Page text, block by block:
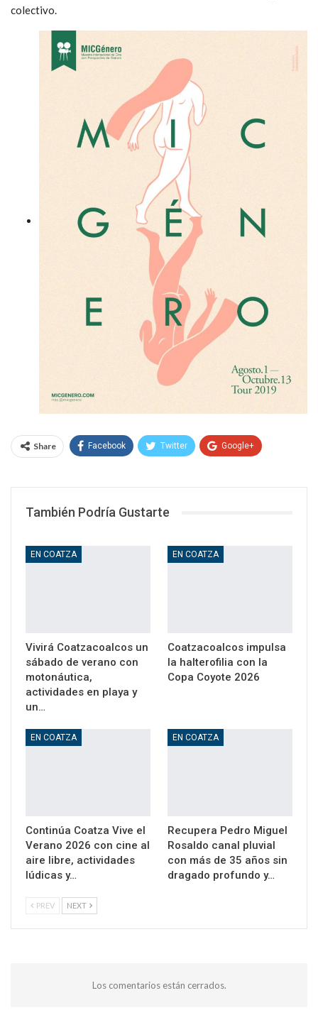
colectivo.
Share Facebook Twitter Google+
También Podría Gustarte
EN COATZA
Vivirá Coatzacoalcos un
sábado de verano con
motonáutica,
actividades en playa y
un…
EN COATZA
Coatzacoalcos impulsa
la halterofilia con la
Copa Coyote 2026
EN COATZA
Continúa Coatza Vive el
Verano 2026 con cine al
aire libre, actividades
lúdicas y…
EN COATZA
Recupera Pedro Miguel
Rosaldo canal pluvial
con más de 35 años sin
dragado profundo y…
PREV NEXT
Los comentarios están cerrados.